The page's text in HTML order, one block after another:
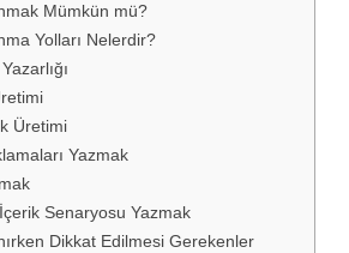
Mümkün mü?
Yolları Nelerdir?
Üretimi
Yazmak
Senaryosu Yazmak
Dikkat Edilmesi Gerekenler